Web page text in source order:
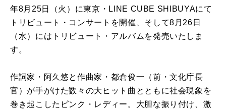
年8月25日（火）に東京・LINE CUBE SHIBUYAにて
トリビュート・コンサートを開催、そして8月26日
（水）にはトリビュート・アルバムを発売いたしま
す。
作詞家・阿久悠と作曲家・都倉俊一（前・文化庁長
官）が手がけた数々の大ヒット曲とともに社会現象を
巻き起こしたピンク・レディー。大胆な振り付け、激